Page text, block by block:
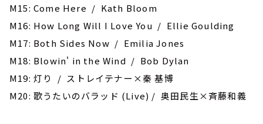
M15: Come Here / Kath Bloom
M16: How Long Will I Love You / Ellie Goulding
M17: Both Sides Now / Emilia Jones
M18: Blowin' in the Wind / Bob Dylan
M19: 灯り / ストレイテナー×秦 基博
M20: 歌うたいのバラッド (Live) / 奥田民生×斉藤和義